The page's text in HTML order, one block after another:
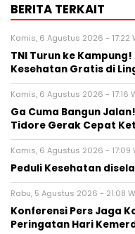
BERITA TERKAIT
Kamis, 6 Agustus 2026 - 17:22
TNI Turun ke
Kesehatan Gratis di
Kamis, 6 Agustus 2026 - 17:16
Ga Cuma Bangun
Tidore Gerak Cepat
Kamis, 6 Agustus 2026 - 17:09
Peduli Kesehatan
Rabu, 5 Agustus 2026 - 21:08
Konferensi Pers Jaga
Peringatan Hari